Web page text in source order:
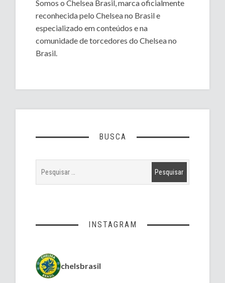
Somos o Chelsea Brasil, marca oficialmente
reconhecida pelo Chelsea no Brasil e
especializado em conteúdos e na
comunidade de torcedores do Chelsea no
Brasil.
BUSCA
INSTAGRAM
chelsbrasil